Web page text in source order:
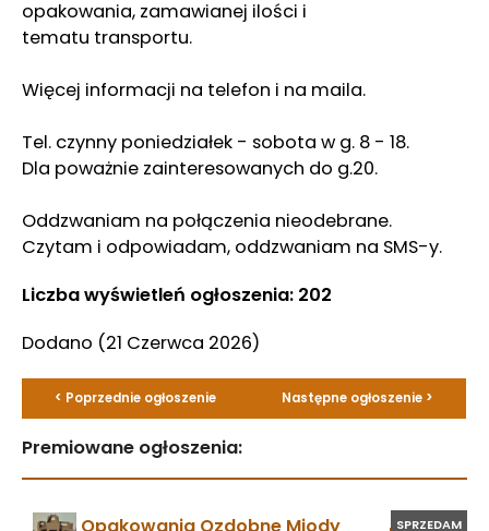
opakowania, zamawianej ilości i
tematu transportu.
Więcej informacji na telefon i na maila.
Tel. czynny poniedziałek - sobota w g. 8 - 18.
Dla poważnie zainteresowanych do g.20.
Oddzwaniam na połączenia nieodebrane.
Czytam i odpowiadam, oddzwaniam na SMS-y.
Liczba wyświetleń ogłoszenia: 202
Dodano (21 Czerwca 2026)
< Poprzednie ogłoszenie Następne ogłoszenie >
Premiowane ogłoszenia:
SPRZEDAM
Opakowania Ozdobne Miody